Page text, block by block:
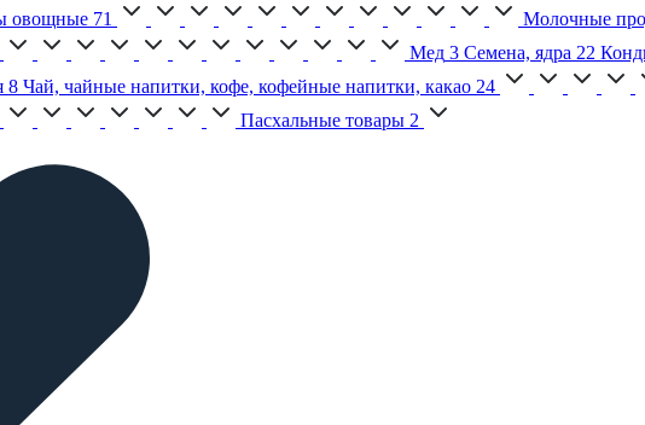
овощные 71 Молочные
Мед 3 Семена, ядра 22
8 Чай, чайные напитки, кофе, кофейные напитки, какао 24
Пасхальные товары 2